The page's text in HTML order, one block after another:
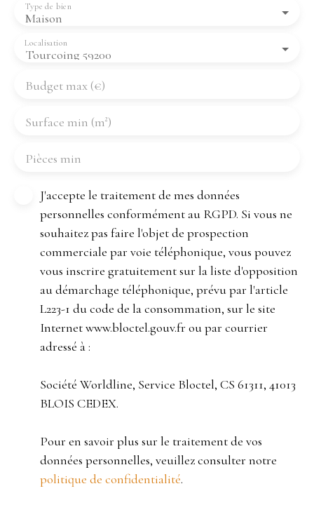
Maison
Type de bien
Tourcoing 59200
Localisation
Budget max (€)
Surface min (m²)
Pièces min
J'accepte le traitement de mes données
personnelles conformément au RGPD. Si vous ne
souhaitez pas faire l'objet de prospection
commerciale par voie téléphonique, vous pouvez
vous inscrire gratuitement sur la liste d'opposition
au démarchage téléphonique, prévu par l'article
L223-1 du code de la consommation, sur le site
Internet www.bloctel.gouv.fr ou par courrier
adressé à :
Société Worldline, Service Bloctel, CS 61311, 41013
BLOIS CEDEX.
Pour en savoir plus sur le traitement de vos
données personnelles, veuillez consulter notre
politique de confidentialité.